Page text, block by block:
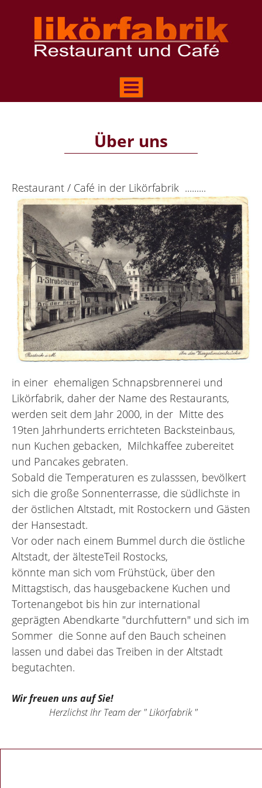
Über uns
Restaurant / Café in der Likörfabrik .........
in einer ehemaligen Schnapsbrennerei und
Likörfabrik, daher der Name des Restaurants,
werden seit dem Jahr 2000, in der Mitte des
19ten Jahrhunderts errichteten Backsteinbaus,
nun Kuchen gebacken, Milchkaffee zubereitet
und Pancakes gebraten.
Sobald die Temperaturen es zulasssen, bevölkert
sich die große Sonnenterrasse, die südlichste in
der östlichen Altstadt, mit Rostockern und Gästen
der Hansestadt.
Vor oder nach einem Bummel durch die östliche
Altstadt, der ältesteTeil Rostocks,
könnte man sich vom Frühstück, über den
Mittagstisch, das hausgebackene Kuchen und
Tortenangebot bis hin zur international
geprägten Abendkarte "durchfuttern" und sich im
Sommer die Sonne auf den Bauch scheinen
lassen und dabei das Treiben in der Altstadt
begutachten.
Wir freuen uns auf Sie!
Herzlichst Ihr Team der " Likörfabrik "